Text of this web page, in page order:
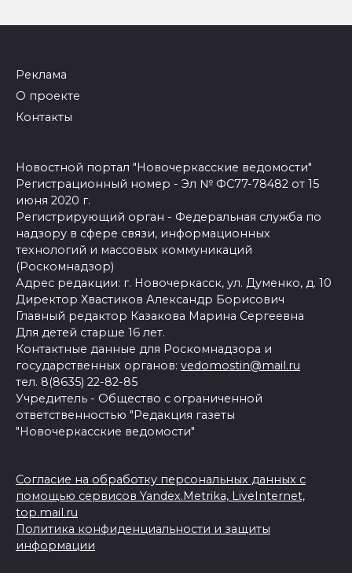
Реклама
О проекте
Контакты
Новостной портал "Новочеркасские ведомости"
Регистрационный номер - Эл № ФС77-78482 от 15
июня 2020 г.
Регистрирующий орган - Федеральная служба по
надзору в сфере связи, информационных
технологий и массовых коммуникаций
(Роскомнадзор)
Адрес редакции: г. Новочеркасск, ул. Думенко, д. 10
Директор Хвастиков Александр Борисович
Главный редактор Казакова Марина Сергеевна
Для детей старше 16 лет.
Контактные данные для Роскомнадзора и
государственных органов: vedomostin@mail.ru
тел. 8(8635) 22-82-85
Учредитель - Общество с ограниченной
ответственностью "Редакция газеты
"Новочеркасские ведомости"
Согласие на обработку персональных данных с
помощью сервисов Yandex.Metrika, LiveInternet,
top.mail.ru
Политика конфиденциальности и защиты
информации